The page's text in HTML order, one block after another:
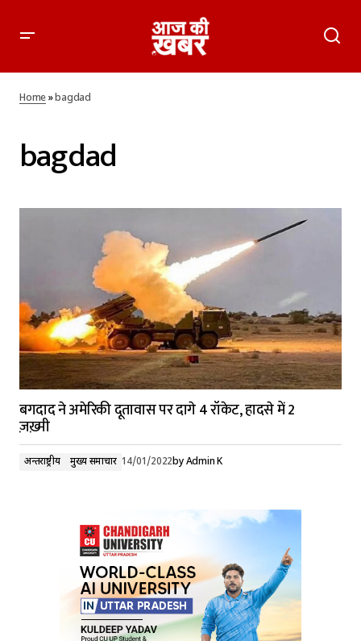
Home»bagdad
bagdad
बगदाद ने अमेरिकी दूतावास पर दागे 4 रॉकेट, हादसे में 2
ज़ख़्मी
अन्तर्राष्ट्रीय मुख्य समाचार 14/01/2022by Admin K